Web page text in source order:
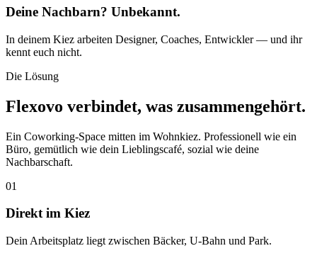
Deine Nachbarn? Unbekannt.
In deinem Kiez arbeiten Designer, Coaches, Entwickler — und ihr
kennt euch nicht.
Die Lösung
Flexovo verbindet, was zusammengehört.
Ein Coworking-Space mitten im Wohnkiez. Professionell wie ein
Büro, gemütlich wie dein Lieblingscafé, sozial wie deine
Nachbarschaft.
01
Direkt im Kiez
Dein Arbeitsplatz liegt zwischen Bäcker, U-Bahn und Park.